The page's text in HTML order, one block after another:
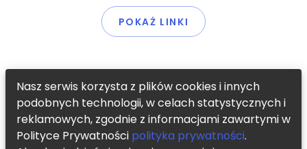
POKAŻ LINKI
Nasz serwis korzysta z plików cookies i innych
podobnych technologii, w celach statystycznych i
reklamowych, zgodnie z informacjami zawartymi w
Polityce Prywatności polityka prywatności.